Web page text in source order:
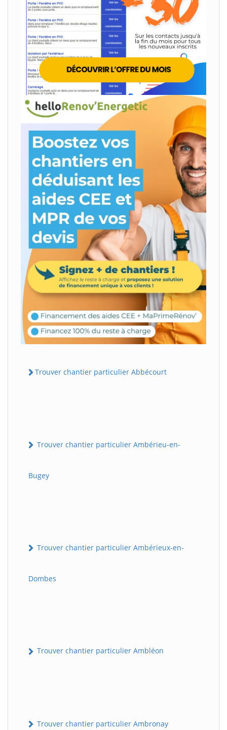
Trouver chantier particulier Abbécourt
Trouver chantier particulier Ambérieu-en-
Bugey
Trouver chantier particulier Ambérieux-en-
Dombes
Trouver chantier particulier Ambléon
Trouver chantier particulier Ambronay